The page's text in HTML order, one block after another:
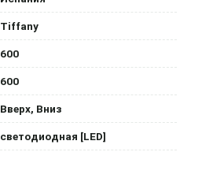
Tiffany
600
600
Вверх, Вниз
светодиодная [LED]